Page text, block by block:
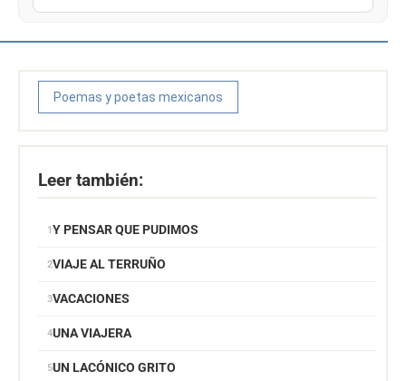
Poemas y poetas mexicanos
Leer también:
Y PENSAR QUE PUDIMOS
VIAJE AL TERRUÑO
VACACIONES
UNA VIAJERA
UN LACÓNICO GRITO